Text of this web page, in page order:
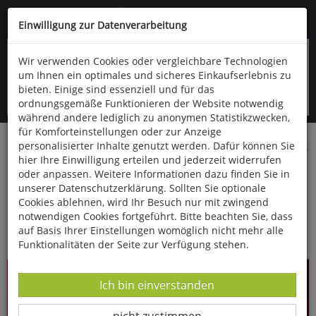
Kompletten Head der Seite überspringen
oder (06766) 9323-960
Startseite Technik & Freizeit Musik & Klang Musik-CDs
Stars der Schellack-Ära
Einwilligung zur Datenverarbeitung
Wir verwenden Cookies oder vergleichbare Technologien
um Ihnen ein optimales und sicheres Einkaufserlebnis zu
bieten. Einige sind essenziell und für das
ordnungsgemäße Funktionieren der Website notwendig
während andere lediglich zu anonymen Statistikzwecken,
für Komforteinstellungen oder zur Anzeige
personalisierter Inhalte genutzt werden. Dafür können Sie
hier Ihre Einwilligung erteilen und jederzeit widerrufen
oder anpassen. Weitere Informationen dazu finden Sie in
unserer Datenschutzerklärung. Sollten Sie optionale
Cookies ablehnen, wird Ihr Besuch nur mit zwingend
notwendigen Cookies fortgeführt. Bitte beachten Sie, dass
auf Basis Ihrer Einstellungen womöglich nicht mehr alle
Funktionalitäten der Seite zur Verfügung stehen.
Datenverarbeitung -
Ich bin einverstanden